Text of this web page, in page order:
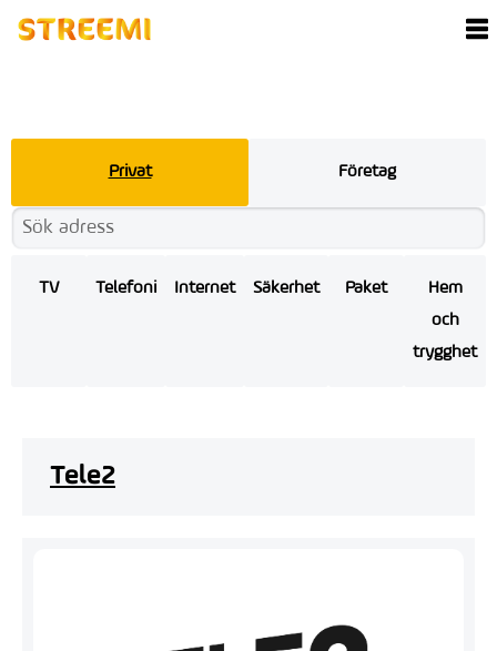
Privat Företag
TV Telefoni Internet Säkerhet Paket
Hem
och
trygghet
Tele2